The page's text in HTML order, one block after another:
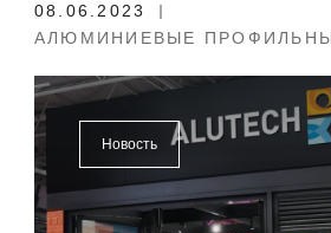
08.06.2023
АЛЮМИНИЕВЫЕ
Новость